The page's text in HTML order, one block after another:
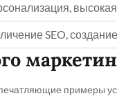
SEO,
примеры